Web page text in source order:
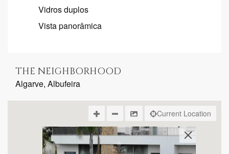
Vidros duplos
Vista panorâmica
THE NEIGHBORHOOD
Algarve, Albufeira
Current Location